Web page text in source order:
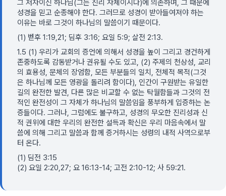
그 저자이신 하나님(그는 진리 자체이시다)에 의존하며, 그 때문에
성경을 믿고 순종해야 한다. 그러므로 성경이 받아들여져야 하는
이유는 바로 그것이 하나님의 말씀이기 때문이다.
(1) 벧후 1:19,21; 딤후 3:16; 요일 5:9; 살전 2:13.
1.5 (1) 우리가 교회의 증언에 의해서 성경을 높이 그리고 경건하게
존중하도록 감동받거나 권유될 수도 있고, (2) 주제의 천상성, 교리
의 효용성, 문체의 장엄함, 모든 부분들의 일치, 전체적 목적(그것
은 하나님께 모든 영광을 돌리려 함이다), 인간이 구원받는 유일한
길의 완전한 발견, 다른 많은 비교할 수 없는 탁월함들과 그것의 전
적인 완전성이 그 자체가 하나님의 말씀임을 풍부하게 입증하는 논
증들이다. 그러나, 그럼에도 불구하고, 성경의 무오한 진리성과 신
적 권위에 대한 우리의 완전한 설득과 확신은 우리 마음속에서 말
씀에 의해 그리고 말씀과 함께 증거하시는 성령의 내적 사역으로부
터 온다.
(1) 딤전 3:15
(2) 요일 2:20,27; 요 16:13-14; 고전 2:10-12; 사 59:21.